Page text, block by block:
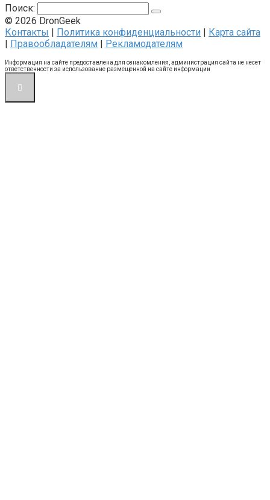
Поиск:
© 2026 DronGeek
Контакты | Политика конфиденциальности | Карта сайта
| Правообладателям | Рекламодателям
Информация на сайте предоставлена для ознакомления, администрация сайта не несет
ответственности за использование размещенной на сайте информации